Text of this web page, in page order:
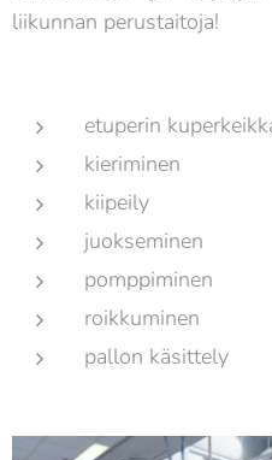
liikunnan perustaitoja!
etuperin
kieriminen
kiipeily
juokseminen
pomppiminen
roikkuminen
pallon käsittely